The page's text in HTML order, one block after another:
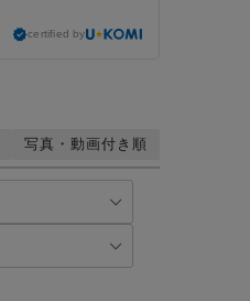
certified by
写真・動画付き順